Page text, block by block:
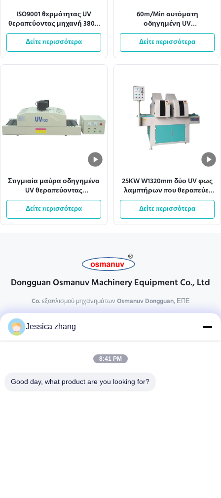
ISO9001 θερμότητας UV
θεραπεύοντας μηχανή 380V
50HZ μεταφορέων
διασκεδασμού ελαφριά
Δείτε περισσότερα
60m/Min αυτόματη
οδηγημένη UV
θεραπεύοντας μηχανή
360mm πλάτος πλέγματος
μεταφορέων
Δείτε περισσότερα
Στιγμιαία μαύρα οδηγημένα
UV θεραπεύοντας
συστήματα μεταφορέων
2.15KW 13m/Min
Δείτε περισσότερα
25KW W1320mm δύο UV φως
λαμπτήρων που θεραπεύει
τα συστήματα μεταφορέων
μηχανών
Δείτε περισσότερα
Dongguan Osmanuv Machinery Equipment Co., Ltd
Co. εξοπλισμού μηχανημάτων Osmanuv Dongguan, ΕΠΕ
28 δεύτερος ο βιομηχανικός, wei Liu chong, Wanjiang,
DongGuan, Guangdong, Κίνα
osmanuv@hotmail.com
Jessica zhang
8:41 PM
Good day, what product are you looking for?